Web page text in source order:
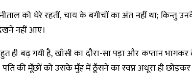
को घेरे रहतीं, चाय के बगीचों का अंत नहीं था; किन्तु
नहीं आए।
ही बढ़ गयी है, खाँसी का दौरा-सा पड़ा और कप्तान
पति की मूँछों को उसके मुँह में ठूँसने का स्वप्न अधूरा ही छोड़कर